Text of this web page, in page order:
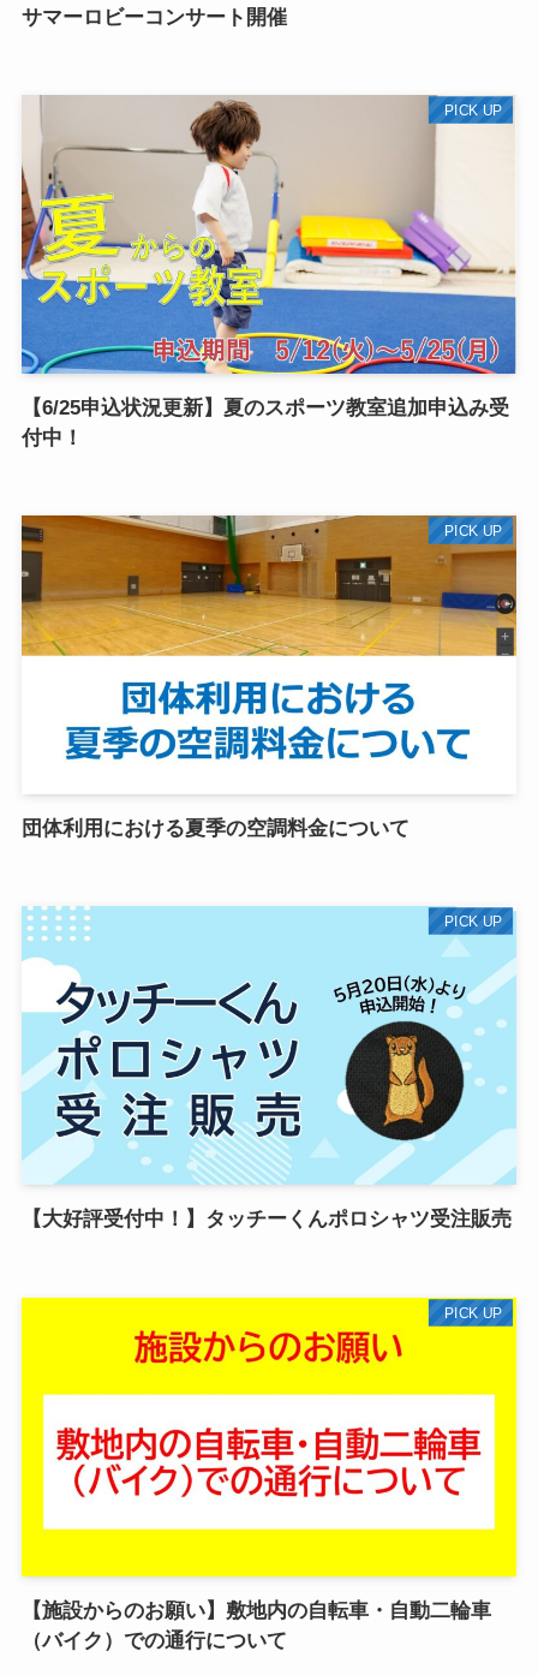
サマーロビーコンサート開催
PICK UP
【6/25申込状況更新】夏のスポーツ教室追加申込み受
付中！
PICK UP
団体利用における夏季の空調料金について
PICK UP
【大好評受付中！】タッチーくんポロシャツ受注販売
PICK UP
【施設からのお願い】敷地内の自転車・自動二輪車
（バイク）での通行について